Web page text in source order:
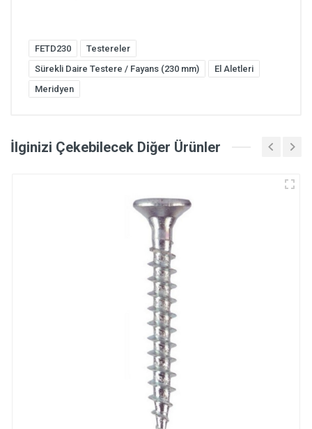
FETD230
Testereler
Sürekli Daire Testere / Fayans (230 mm)
El Aletleri
Meridyen
İlginizi Çekebilecek Diğer Ürünler